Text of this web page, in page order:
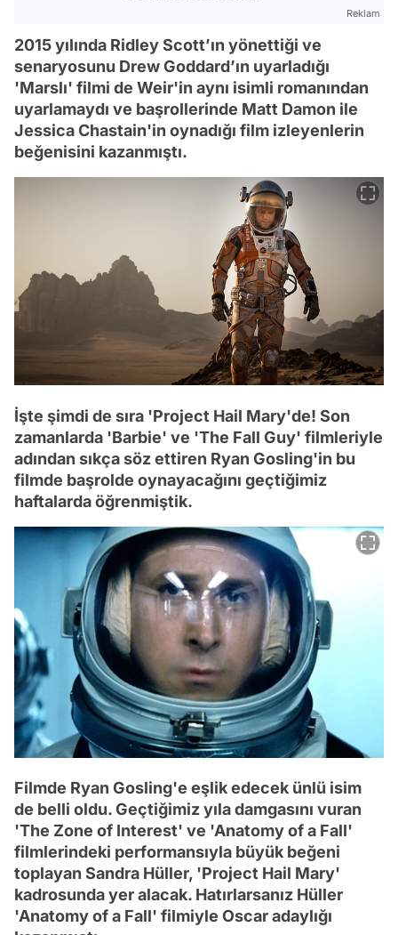
Reklam
2015 yılında Ridley Scott’ın yönettiği ve
senaryosunu Drew Goddard’ın uyarladığı
'Marslı' filmi de Weir'in aynı isimli romanından
uyarlamaydı ve başrollerinde Matt Damon ile
Jessica Chastain'in oynadığı film izleyenlerin
beğenisini kazanmıştı.
İşte şimdi de sıra 'Project Hail Mary'de! Son
zamanlarda 'Barbie' ve 'The Fall Guy' filmleriyle
adından sıkça söz ettiren Ryan Gosling'in bu
filmde başrolde oynayacağını geçtiğimiz
haftalarda öğrenmiştik.
Filmde Ryan Gosling'e eşlik edecek ünlü isim
de belli oldu. Geçtiğimiz yıla damgasını vuran
'The Zone of Interest' ve 'Anatomy of a Fall'
filmlerindeki performansıyla büyük beğeni
toplayan Sandra Hüller, 'Project Hail Mary'
kadrosunda yer alacak. Hatırlarsanız Hüller
'Anatomy of a Fall' filmiyle Oscar adaylığı